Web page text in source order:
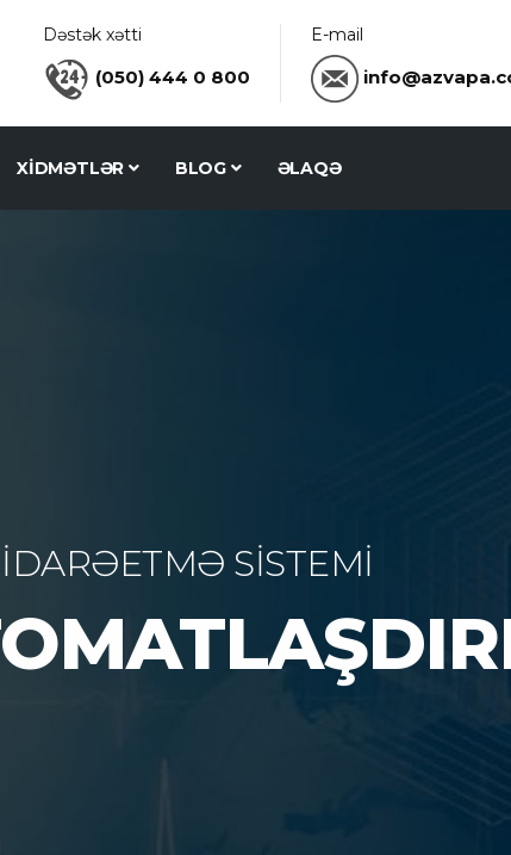
Dəstək xətti
(050) 444 0 800
E-mail
XİDMƏTLƏR BLOG ƏLAQƏ